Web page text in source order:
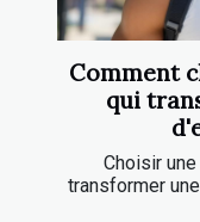
Comment
qui
Choisir
transformer